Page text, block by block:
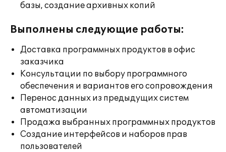
базы, создание архивных копий
Выполнены следующие работы:
Доставка программных продуктов в офис
заказчика
Консультации по выбору программного
обеспечения и вариантов его сопровождения
Перенос данных из предыдущих систем
автоматизации
Продажа выбранных программных продуктов
Создание интерфейсов и наборов прав
пользователей